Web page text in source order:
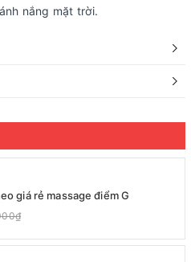
nắng mặt trời.
giá rẻ massage điểm G